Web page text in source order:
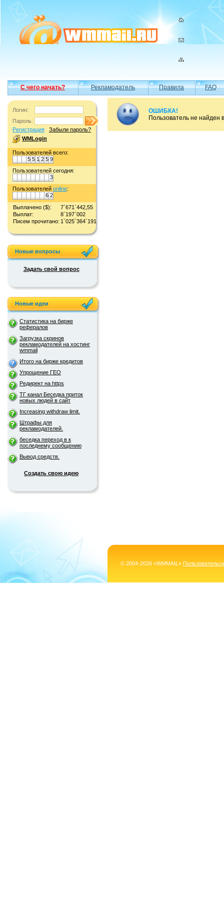
С чего начать? Рекламодатель Правила FAQ
Логин:
Пароль:
Регистрация
Забыли пароль?
WMLogin
Пользователей всего:
5 5 1 2 5 9
Пользователей сегодня:
3
Пользователей online:
6 2
Выплачено ($):
7`671`442,55
Выплат:
8`197`002
Писем прочитано: 1`025`364`191
Новые вопросы
Задать свой вопрос
Новые идеи
Статистика на бирже
рефералов
Загрузка скринов
рекламодателей на хостинг
wmmail
Итого на бирже кредитов
Упрощение ГЕО
Редирект на https
ТГ канал Беседка приток
новых людей в сайт
Increasing withdraw limit.
Штрафы для
рекламодателей.
беседка переход в к
последнему сообщению
Вывод средств.
Создать свою идею
ОШИБКА!
Пользователь не найден
© 2004-2026 «WMMAIL»